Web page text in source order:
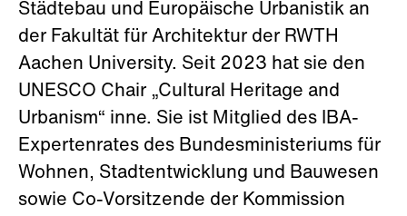
Städtebau und Europäische Urbanistik an
der Fakultät für Architektur der RWTH
Aachen University. Seit 2023 hat sie den
UNESCO Chair „Cultural Heritage and
Urbanism“ inne. Sie ist Mitglied des IBA-
Expertenrates des Bundesministeriums für
Wohnen, Stadtentwicklung und Bauwesen
sowie Co-Vorsitzende der Kommission